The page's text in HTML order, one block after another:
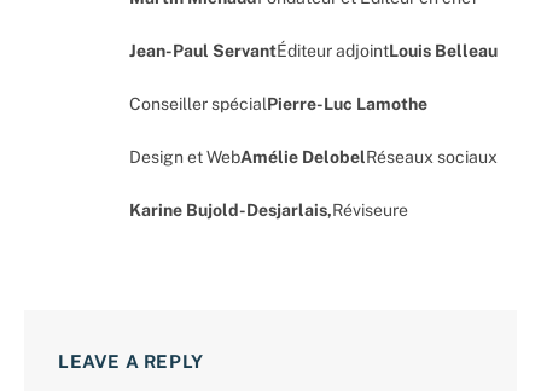
Jean-Paul ServantÉditeur adjointLouis Belleau
Conseiller spécialPierre-Luc Lamothe
Design et WebAmélie DelobelRéseaux sociaux
Karine Bujold-Desjarlais,Réviseure
LEAVE A REPLY